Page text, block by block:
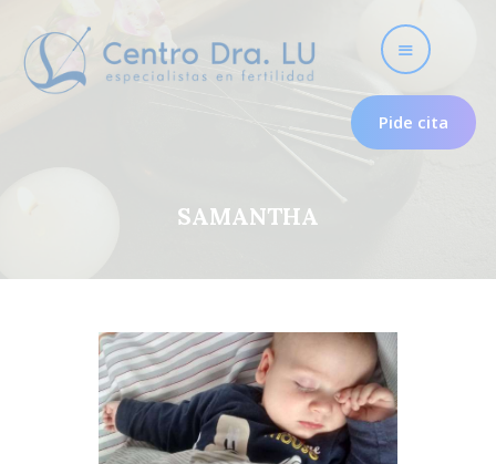
Pide cita
SAMANTHA
Útero frío
Psicología para la
fertilidad